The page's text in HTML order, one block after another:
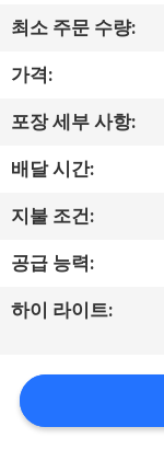
여
공
장
여
행
품
질
최소 주문 수량:
가격:
포장 세부 사항:
배달 시간:
지불 조건:
공급 능력:
하이 라이트: